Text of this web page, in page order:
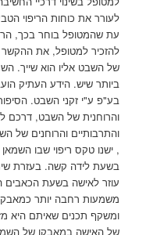
לעורר את כוחות הריפוי
עת שהמטופל בוחר בכך,
להזכיר למטופל, את ההקשר
של השבט אליו הוא שייך.
ביותר שיש. הידע העתיק
בע"פ ע"י זקני השבט.
והרוחנית של השבט, דרכם
, ישנו טקס ריפוי שבו
בשעת לידה קשה. בעזרת
עוזר לאישה בשעת
משמעות רחבה יותר כמאבק
ומשקף תכנים שאיתם היא
של האישה במאבקו של